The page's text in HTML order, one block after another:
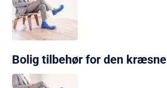
Bolig tilbehør for den kræsne